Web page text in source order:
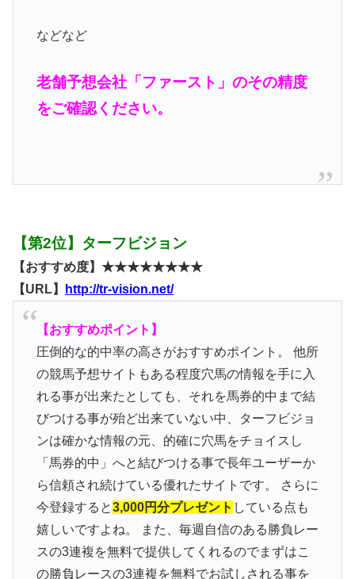
などなど
老舗予想会社「ファースト」のその精度
をご確認ください。
【第2位】ターフビジョン
【おすすめ度】★★★★★★★★
【URL】
http://tr-vision.net/
【おすすめポイント】
圧倒的な的中率の高さがおすすめポイント。 他所
の競馬予想サイトもある程度穴馬の情報を手に入
れる事が出来たとしても、それを馬券的中まで結
びつける事が殆ど出来ていない中、ターフビジョ
ンは確かな情報の元、的確に穴馬をチョイスし
「馬券的中」へと結びつける事で長年ユーザーか
ら信頼され続けている優れたサイトです。 さらに
今登録すると3,000円分プレゼント している点も
嬉しいですよね。 また、毎週自信のある勝負レー
スの3連複を無料で提供してくれるのでまずはこ
の勝負レースの3連複を無料でお試しされる事を